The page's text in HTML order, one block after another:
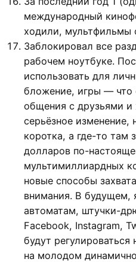
международный
ходили, мультфильмы
Заблокировал все
рабочем ноутбуке.
использовать для
бложение, игры — что
общения с друзьями
серьёзное
коротка, а где-то там
долларов по-
мультимиллиардных
новые способы
внимания. В будущем,
автоматам, штучки-
Facebook, Instagram,
будут регулироваться
на молодом